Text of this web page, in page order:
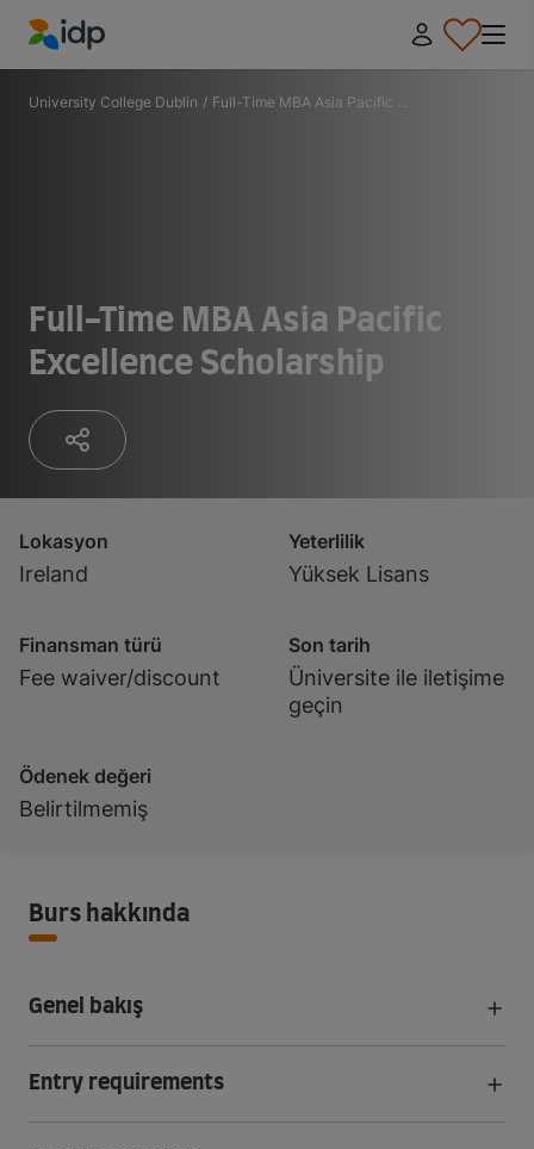
IDP Education
University College Dublin / Full-Time MBA Asia Pacific ...
Full-Time MBA Asia Pacific
Excellence Scholarship
Lokasyon
Ireland
Yeterlilik
Yüksek Lisans
Finansman türü
Fee waiver/discount
Son tarih
Üniversite ile iletişime
geçin
Ödenek değeri
Belirtilmemiş
Burs hakkında
Genel bakış
Entry requirements